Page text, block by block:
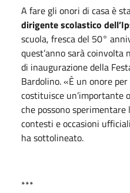
A fare gli onori di casa è
dirigente scolastico
scuola, fresca del 50°
quest’anno sarà coinvolta
di inaugurazione della
Bardolino. «È un onore
costituisce un’importante
che possono
contesti e occasioni
ha sottolineato.
***